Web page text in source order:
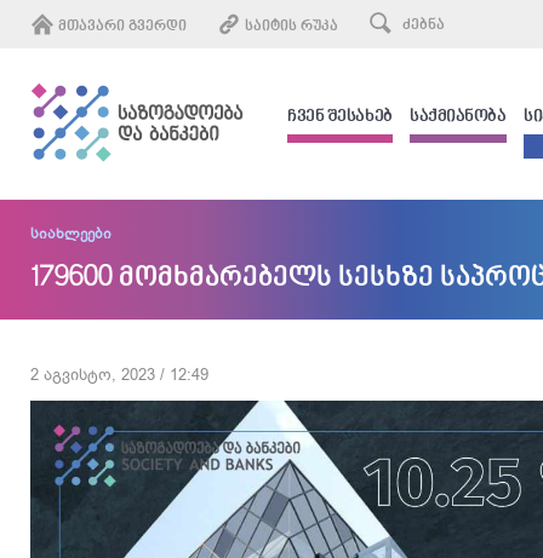
ᲛᲗᲐᲕᲐᲠᲘ ᲒᲕᲔᲠᲓᲘ ᲡᲐᲘᲢᲘᲡ ᲠᲣᲙᲐ
ᲩᲕᲔᲜ ᲨᲔᲡᲐᲮᲔᲑ ᲡᲐᲥᲛᲘᲐᲜᲝᲑᲐ
სიახლეები
179600 მომხმარებელს სესხზე
2 აგვისტო, 2023 / 12:49